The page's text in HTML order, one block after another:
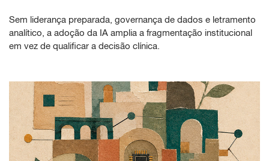
Sem liderança preparada, governança de dados e letramento
analítico, a adoção da IA amplia a fragmentação institucional
em vez de qualificar a decisão clínica.